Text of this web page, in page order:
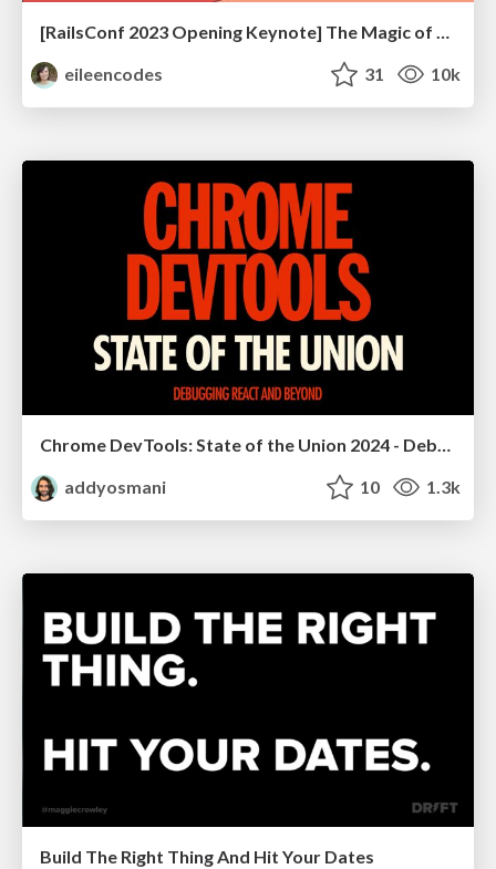
[RailsConf 2023 Opening Keynote] The Magic of Rails
eileencodes
31 10k
addyosmani
10 1.3k
Build The Right Thing And Hit Your Dates